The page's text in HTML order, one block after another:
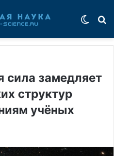
сила замедляет
структур
учёных